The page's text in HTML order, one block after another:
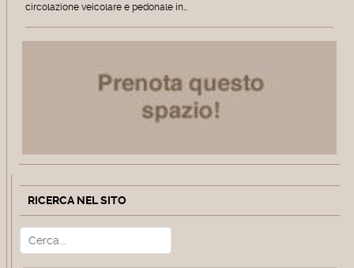
circolazione veicolare e pedonale in…
RICERCA NEL SITO
Cerca Type 2 or more characters for